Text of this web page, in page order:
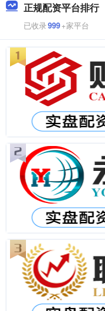
正规配资平台排行
已收录999+家平台